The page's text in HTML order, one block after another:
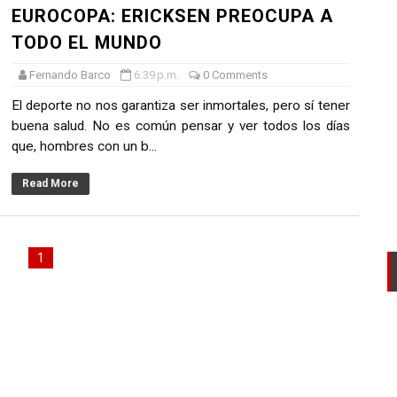
DEL RONEX 2025 SERÁ ESTE 30 DE NOVIEMBRE
la Primavera del Rally Mobil Perú
PRIMER GOLPE Y SUEÑA CON EL ASCENSO
Y NUEVO RÉCORD NACIONAL
MONTES, CASTRO Y RODRÍGUEZ SE IMPONEN EN LA
EUROCOPA: ERICKSEN PREOCUPA A
TODO EL MUNDO
Fernando Barco 6:39 p.m. 0 Comments
El deporte no nos garantiza ser inmortales, pero sí tener
buena salud. No es común pensar y ver todos los días
que, hombres con un b...
Read More
1